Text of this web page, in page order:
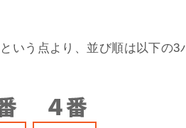
いう点より、並び順は以下の3